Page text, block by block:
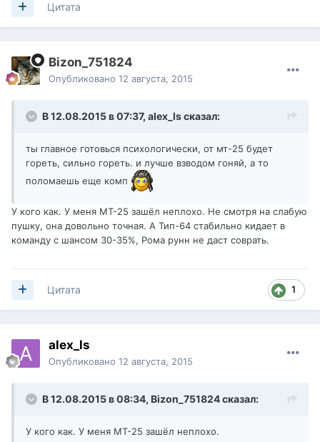
Цитата
Bizon_751824
Опубликовано 12 августа, 2015
В 12.08.2015 в 07:37, alex_lsсказал:
ты главное готовься психологически, от мт-25 будет
гореть, сильно гореть. и лучше взводом гоняй, а то
поломаешь еще комп
У кого как. У меня МТ-25 зашёл неплохо. Не смотря на слабую
пушку, она довольно точная. А Тип-64 стабильно кидает в
команду с шансом 30-35%, Рома рунн не даст соврать.
1
Цитата
alex_ls
Опубликовано 12 августа, 2015
В 12.08.2015 в 08:34, Bizon_751824сказал:
У кого как. У меня МТ-25 зашёл неплохо.